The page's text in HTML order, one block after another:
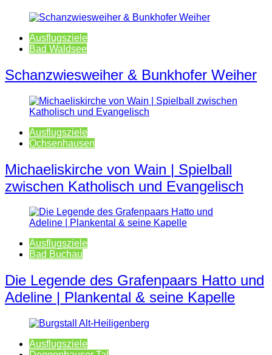
Ausflugsziele
Bad Waldsee
Schanzwiesweiher & Bunkhofer Weiher
Ausflugsziele
Ochsenhausen
Michaeliskirche von Wain | Spielball
zwischen Katholisch und Evangelisch
Ausflugsziele
Bad Buchau
Die Legende des Grafenpaars Hatto und
Adeline | Plankental & seine Kapelle
Ausflugsziele